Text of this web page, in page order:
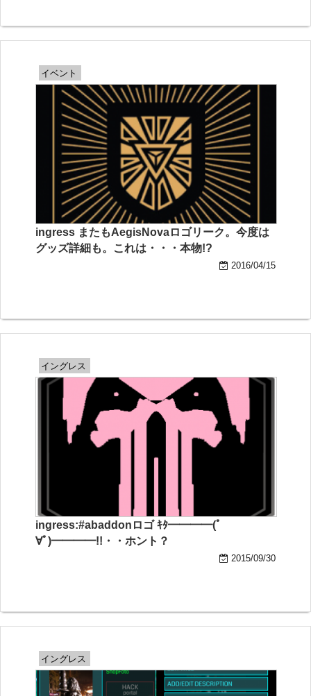
イベント
ingress またもAegisNovaロゴリーク。今度は
グッズ詳細も。これは・・・本物!?
2016/04/15
イングレス
ingress:#abaddonロゴ ｷﾀ━━━━(ﾟ
∀ﾟ)━━━━!!・・ホント？
2015/09/30
イングレス